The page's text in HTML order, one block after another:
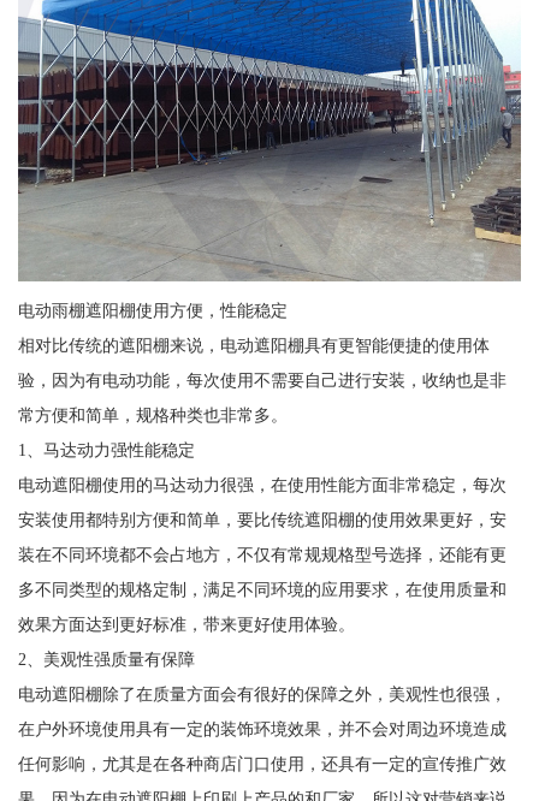
电动雨棚遮阳棚使用方便，性能稳定
相对比传统的遮阳棚来说，电动遮阳棚具有更智能便捷的使用体
验，因为有电动功能，每次使用不需要自己进行安装，收纳也是非
常方便和简单，规格种类也非常多。
1、马达动力强性能稳定
电动遮阳棚使用的马达动力很强，在使用性能方面非常稳定，每次
安装使用都特别方便和简单，要比传统遮阳棚的使用效果更好，安
装在不同环境都不会占地方，不仅有常规规格型号选择，还能有更
多不同类型的规格定制，满足不同环境的应用要求，在使用质量和
效果方面达到更好标准，带来更好使用体验。
2、美观性强质量有保障
电动遮阳棚除了在质量方面会有很好的保障之外，美观性也很强，
在户外环境使用具有一定的装饰环境效果，并不会对周边环境造成
任何影响，尤其是在各种商店门口使用，还具有一定的宣传推广效